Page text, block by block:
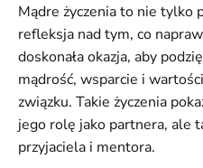
Mądre życzenia to nie tylko
refleksja nad tym, co
doskonała okazja, aby
mądrość, wsparcie i
związku. Takie życzenia
jego rolę jako partnera, ale
przyjaciela i mentora.